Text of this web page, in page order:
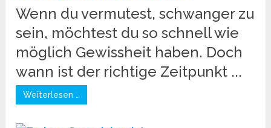
Wenn du vermutest, schwanger zu
sein, möchtest du so schnell wie
möglich Gewissheit haben. Doch
wann ist der richtige Zeitpunkt ...
Weiterlesen …